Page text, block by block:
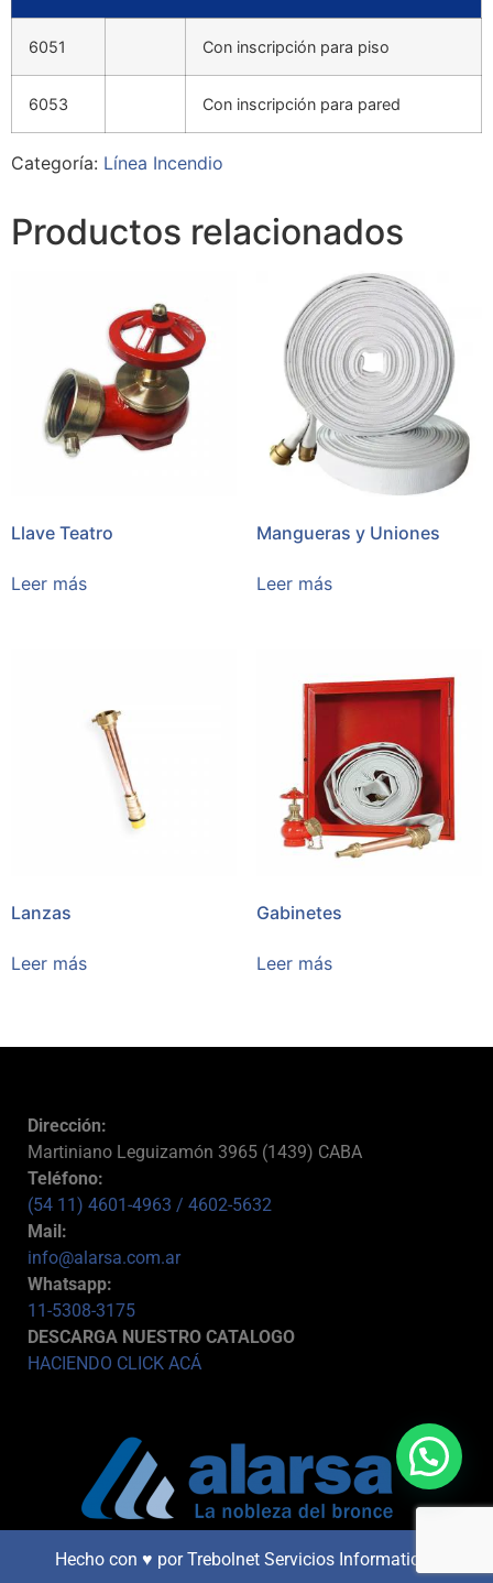
6051 Con inscripción para piso
6053 Con inscripción para pared
Categoría: Línea Incendio
Productos relacionados
Llave Teatro
Leer más
Mangueras y Uniones
Leer más
Lanzas
Leer más
Gabinetes
Leer más
Dirección:
Martiniano Leguizamón 3965 (1439) CABA
Teléfono:
(54 11) 4601-4963 / 4602-5632
Mail:
info@alarsa.com.ar
Whatsapp:
11-5308-3175
DESCARGA NUESTRO CATALOGO
HACIENDO CLICK ACÁ
Hecho con ♥ porTrebolnet Servicios Informaticos